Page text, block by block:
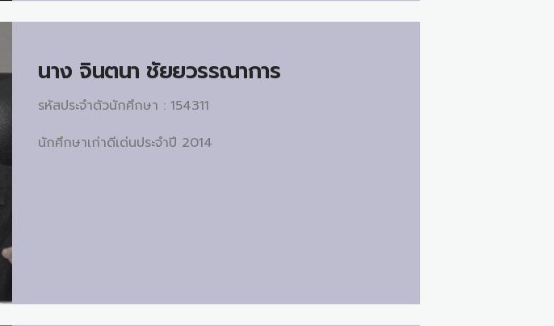
นาง จินตนา ชัยยวรรณาการ
รหัสประจำตัวนักศึกษา : 154311
นักศึกษาเก่าดีเด่นประจำปี 2014